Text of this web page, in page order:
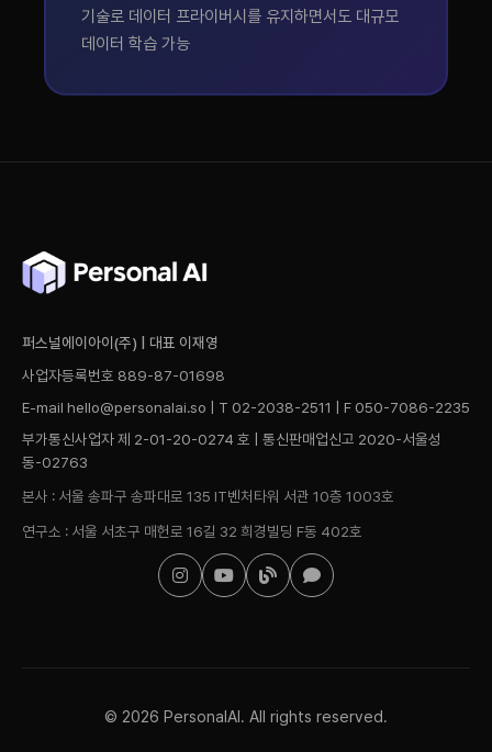
기술로 데이터 프라이버시를 유지하면서도 대규모
데이터 학습 가능
퍼스널에이아이(주) | 대표 이재영
사업자등록번호 889-87-01698
E-mail hello@personalai.so | T 02-2038-2511 | F 050-7086-2235
부가통신사업자 제 2-01-20-0274 호 | 통신판매업신고 2020-서울성
동-02763
본사 : 서울 송파구 송파대로 135 IT벤처타워 서관 10층 1003호
연구소 : 서울 서초구 매헌로 16길 32 희경빌딩 F동 402호
© 2026 PersonalAI. All rights reserved.